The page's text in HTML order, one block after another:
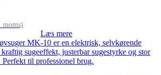
moms)
Læs mere